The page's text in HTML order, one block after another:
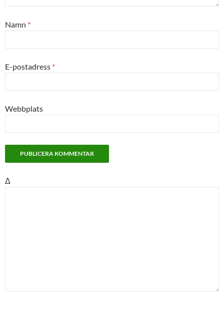
Namn *
E-postadress *
Webbplats
Δ